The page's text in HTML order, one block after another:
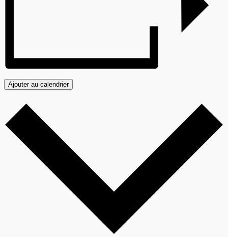
Ajouter au calendrier